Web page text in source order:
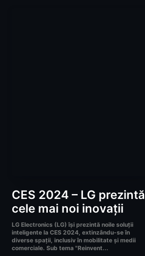
CES 2024 – LG prezintă
cele mai noi inovații
LG Electronics (LG) își prezintă noile soluții
inteligente la CES 2024, extinzându-se în
diverse spații, inclusiv în mobilitate și medii
comerciale. Sub tema "Reinvent...